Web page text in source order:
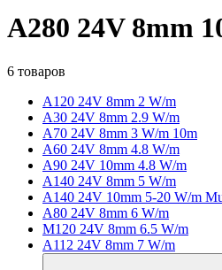
A280 24V 8mm
6 товаров
A120 24V 8mm 2 W/m
A30 24V 8mm 2.9 W/m
A70 24V 8mm 3 W/m 10m
A60 24V 8mm 4.8 W/m
A90 24V 10mm 4.8 W/m
A140 24V 8mm 5 W/m
A140 24V 10mm 5-20 W/m
A80 24V 8mm 6 W/m
M120 24V 8mm 6.5 W/m
A112 24V 8mm 7 W/m